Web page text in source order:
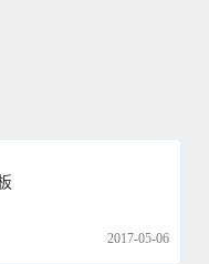
2017-05-06